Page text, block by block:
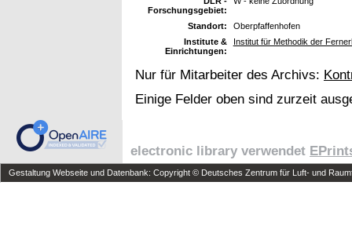
Forschungsgebiet:
Standort:
Oberpfaffenhofen
Institute &
Einrichtungen:
Institut für Methodik der
Nur für Mitarbeiter des Archivs:
Einige Felder oben sind zurzeit
electronic library verwendet
Gestaltung Webseite und Datenbank: Copyright © Deutsches Zentrum für Luft- und